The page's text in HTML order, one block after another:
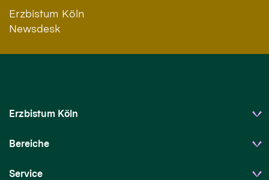
Erzbistum Köln
Newsdesk
Erzbistum Köln
Bereiche
Service